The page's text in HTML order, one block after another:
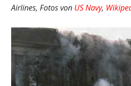
Airlines, Fotos von US Navy,